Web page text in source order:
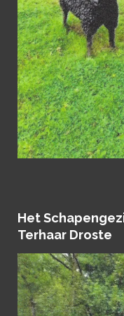
Het
Terhaar Droste